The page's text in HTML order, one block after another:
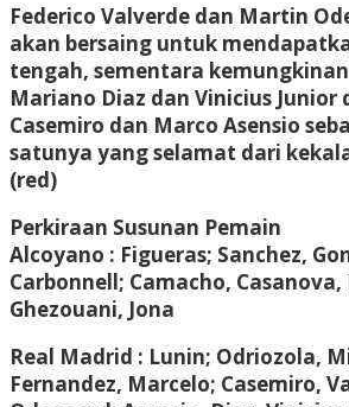
Federico Valverde dan Martin
akan bersaing untuk
tengah, sementara
Mariano Diaz dan Vinicius
Casemiro dan Marco Asensio
satunya yang selamat dari
(red)
Perkiraan Susunan Pemain
Alcoyano : Figueras; Sanchez,
Carbonnell; Camacho, Casanova,
Ghezouani, Jona
Real Madrid : Lunin; Odriozola,
Fernandez, Marcelo; Casemiro,